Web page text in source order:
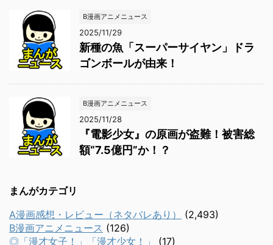
B漫画アニメニュース
2025/11/29
新種の魚「スーパーサイヤン」ドラ
ゴンボールが由来！
B漫画アニメニュース
2025/11/28
『電影少女』の原画が盗難！被害総
額“7.5億円”か！？
まんがカテゴリ
A漫画感想・レビュー（ネタバレあり）
(2,493)
B漫画アニメニュース (126)
◎「漫才女子！」「漫才少女！」
(17)